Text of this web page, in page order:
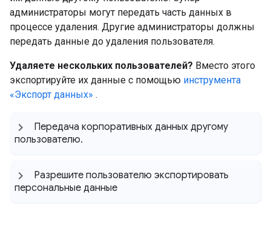
администраторы могут передать часть данных в
процессе удаления. Другие администраторы должны
передать данные до удаления пользователя.
Удаляете нескольких пользователей? Вместо этого
экспортируйте их данные с помощью инструмента
«Экспорт данных» .
Передача корпоративных данных другому
пользователю.
Разрешите пользователю экспортировать
персональные данные